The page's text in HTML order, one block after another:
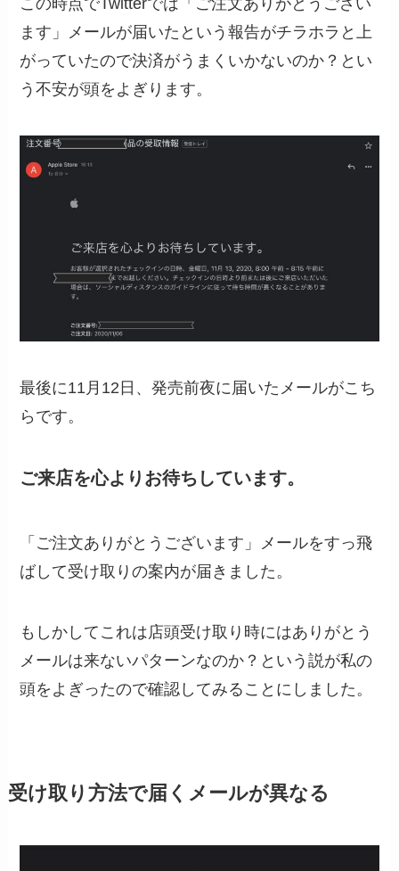
この時点でTwitterでは「ご注文ありがとうござい
ます」メールが届いたという報告がチラホラと上
がっていたので決済がうまくいかないのか？とい
う不安が頭をよぎります。
最後に11月12日、発売前夜に届いたメールがこち
らです。
ご来店を心よりお待ちしています。
「ご注文ありがとうございます」メールをすっ飛
ばして受け取りの案内が届きました。
もしかしてこれは店頭受け取り時にはありがとう
メールは来ないパターンなのか？という説が私の
頭をよぎったので確認してみることにしました。
受け取り方法で届くメールが異なる